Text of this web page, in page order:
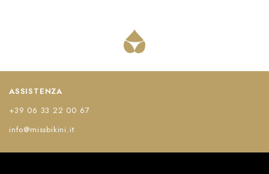
ASSISTENZA
+39 06 33 22 00 67
info@missbikini.it